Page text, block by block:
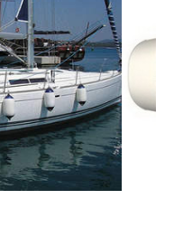
678910